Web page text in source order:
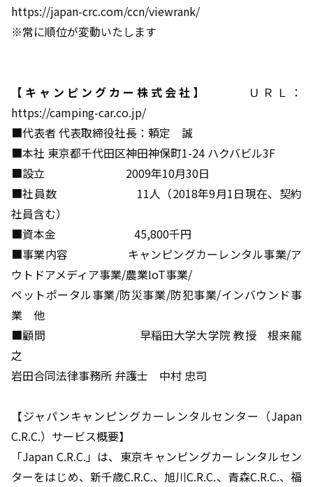
https://japan-crc.com/ccn/viewrank/
※常に順位が変動いたします
【キャンピングカー株式会社】
ＵＲＬ：
https://camping-car.co.jp/
■代表者 代表取締役社長：頼定 誠
■本社 東京都千代田区神田神保町1-24 ハクバビル3F
■設立 2009年10月30日
■社員数 11人（2018年9月1日現在、契約
社員含む）
■資本金 45,800千円
■事業内容 キャンピングカーレンタル事業/ア
ウトドアメディア事業/農業IoT事業/
ペットポータル事業/防災事業/防犯事業/インバウンド事
業 他
■顧問 早稲田大学大学院 教授 根来龍
之
岩田合同法律事務所 弁護士 中村 忠司
【ジャパンキャンピングカーレンタルセンター（Japan
C.R.C.）サービス概要】
「Japan C.R.C.」は、東京キャンピングカーレンタルセン
ターをはじめ、新千歳C.R.C.、旭川C.R.C.、青森C.R.C.、福